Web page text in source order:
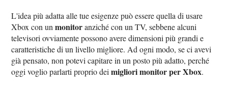
L'idea più adatta alle tue esigenze può essere quella di usare
Xbox con unmonitoranziché con un TV, sebbene alcuni
televisori ovviamente possono avere dimensioni più grandi e
caratteristiche di un livello migliore. Ad ogni modo, se ci avevi
già pensato, non potevi capitare in un posto più adatto, perché
oggi voglio parlarti proprio deimigliori monitor per Xbox.